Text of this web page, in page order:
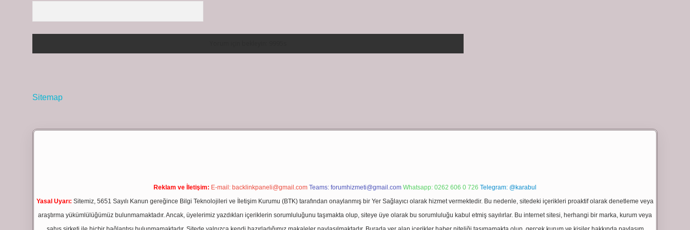
Sitemap
Reklam ve İletişim: E-mail: backlinkpaneli@gmail.com Teams: forumhizmeti@gmail.com Whatsapp: 0262 606 0 726 Telegram: @karabul
Yasal Uyarı: Sitemiz, 5651 Sayılı Kanun gereğince Bilgi Teknolojileri ve İletişim Kurumu (BTK) tarafından onaylanmış bir Yer Sağlayıcı olarak hizmet vermektedir. Bu nedenle, sitedeki içerikleri proaktif olarak denetleme veya
araştırma yükümlülüğümüz bulunmamaktadır. Ancak, üyelerimiz yazdıkları içeriklerin sorumluluğunu taşımakta olup, siteye üye olarak bu sorumluluğu kabul etmiş sayılırlar. Bu internet sitesi, herhangi bir marka, kurum veya